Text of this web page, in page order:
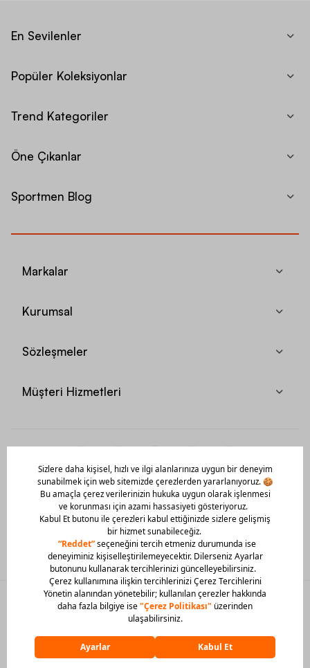
En Sevilenler
Popüler Koleksiyonlar
Trend Kategoriler
Öne Çıkanlar
Sportmen Blog
Markalar
Kurumsal
Sözleşmeler
Müşteri Hizmetleri
Mobil Uygulamamızı Hemen İndir!
© 2026 Barcin Tüm Hakları Saklıdır
Sitedeki görsel materyaller izinsiz kullanılamaz.